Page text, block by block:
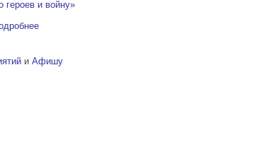
героев и войну»
и Афишу